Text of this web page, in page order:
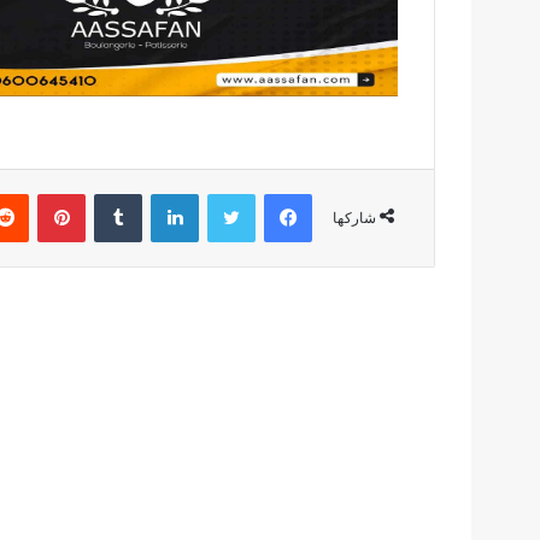
شاركها
فيسبوك تويتر لينكدإن